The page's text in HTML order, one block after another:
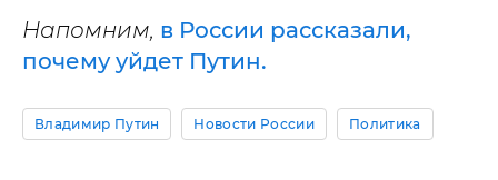
Напомним, в России рассказали,
почему уйдет Путин.
Владимир Путин Новости России Политика